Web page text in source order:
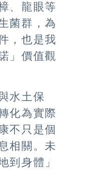
、龍眼等
菌群，為
，也是我
」價值觀
水土保
化為實際
不只是個
相關。未
到身體」